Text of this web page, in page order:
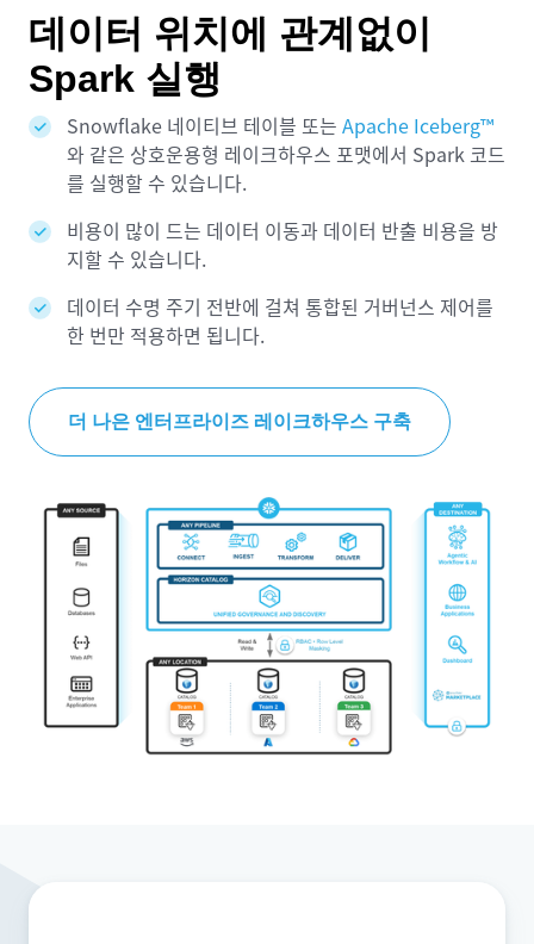
데이터 위치에 관계없이
Spark 실행
Snowflake 네이티브 테이블 또는 Apache Iceberg™
와 같은 상호운용형 레이크하우스 포맷에서 Spark 코드
를 실행할 수 있습니다.
비용이 많이 드는 데이터 이동과 데이터 반출 비용을 방
지할 수 있습니다.
데이터 수명 주기 전반에 걸쳐 통합된 거버넌스 제어를
한 번만 적용하면 됩니다.
더 나은 엔터프라이즈 레이크하우스 구축